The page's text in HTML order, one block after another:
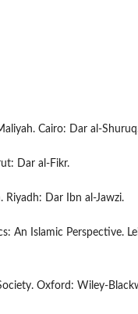
Cairo: Dar al-
Dar al-Fikr.
Riyadh: Dar Ibn al-Jawzi.
An Islamic Perspective.
Oxford: Wiley-